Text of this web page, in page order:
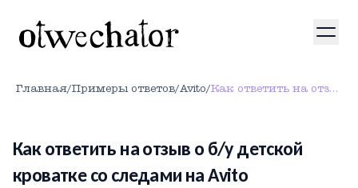
Главная/Примеры ответов/Avito/ Как ответить на отзыв о б/у детской кроватке со следами на Avito
Как ответить на отзыв о б/у детской
кроватке со следами на Avito